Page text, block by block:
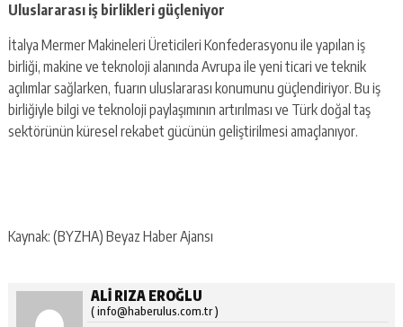
Uluslararası iş birlikleri güçleniyor
İtalya Mermer Makineleri Üreticileri Konfederasyonu ile yapılan iş
birliği, makine ve teknoloji alanında Avrupa ile yeni ticari ve teknik
açılımlar sağlarken, fuarın uluslararası konumunu güçlendiriyor. Bu iş
birliğiyle bilgi ve teknoloji paylaşımının artırılması ve Türk doğal taş
sektörünün küresel rekabet gücünün geliştirilmesi amaçlanıyor.
Kaynak: (BYZHA) Beyaz Haber Ajansı
ALI RIZA EROĞLU
( info@haberulus.com.tr )